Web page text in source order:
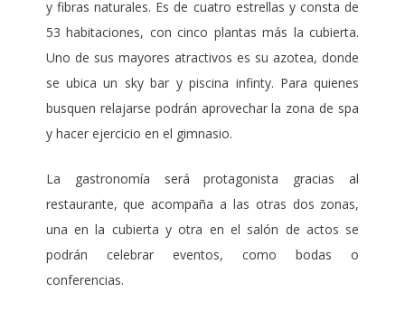
y fibras naturales. Es de cuatro estrellas y consta de
53 habitaciones, con cinco plantas más la cubierta.
Uno de sus mayores atractivos es su azotea, donde
se ubica un sky bar y piscina infinty. Para quienes
busquen relajarse podrán aprovechar la zona de spa
y hacer ejercicio en el gimnasio.
La gastronomía será protagonista gracias al
restaurante, que acompaña a las otras dos zonas,
una en la cubierta y otra en el salón de actos se
podrán celebrar eventos, como bodas o
conferencias.